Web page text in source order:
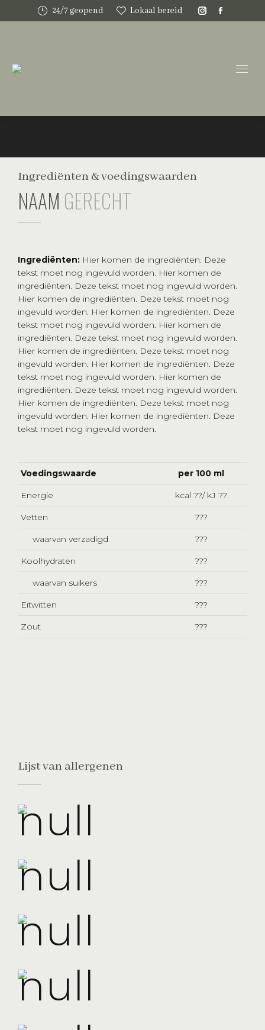
24/7 geopend Lokaal bereid
Instagram
new
Ingrediënten & voedingswaarden
NAAM GERECHT
Ingrediënten: Hier komen de ingrediënten. Deze
tekst moet nog ingevuld worden. Hier komen de
ingrediënten. Deze tekst moet nog ingevuld worden.
Hier komen de ingrediënten. Deze tekst moet nog
ingevuld worden. Hier komen de ingrediënten. Deze
tekst moet nog ingevuld worden. Hier komen de
ingrediënten. Deze tekst moet nog ingevuld worden.
Hier komen de ingrediënten. Deze tekst moet nog
ingevuld worden. Hier komen de ingrediënten. Deze
tekst moet nog ingevuld worden. Hier komen de
ingrediënten. Deze tekst moet nog ingevuld worden.
Hier komen de ingrediënten. Deze tekst moet nog
ingevuld worden. Hier komen de ingrediënten. Deze
tekst moet nog ingevuld worden.
Voedingswaarde per 100 ml
Energie kcal ??/ kJ ??
Vetten ???
waarvan verzadigd ???
Koolhydraten ???
waarvan suikers ???
Eitwitten ???
Zout ???
Lijst van allergenen